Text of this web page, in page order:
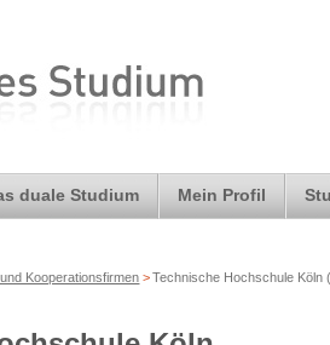
duale Studium Mein Profil
Kooperationsfirmen >Technische Hochschule Köln